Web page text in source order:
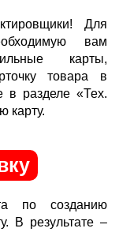
Для
вам
карты,
товара в
в разделе «Тех.
карту.
по созданию
В результате –